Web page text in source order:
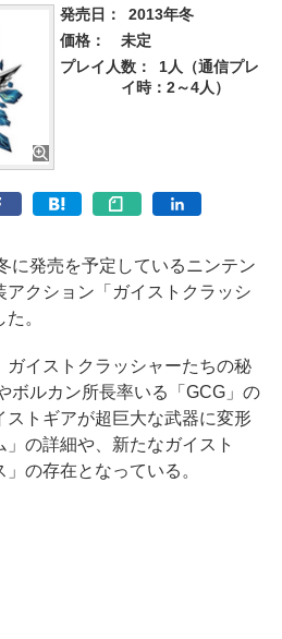
発売日：
2013年冬
価格：
未定
プレイ人数：
1人（通信プレ
イ時：2～4人）
発売を予定しているニンテン
アクション「ガイストクラッシ
。
イストクラッシャーたちの秘
ボルカン所長率いる「GCG」の
ストギアが超巨大な武器に変形
の詳細や、新たなガイスト
」の存在となっている。